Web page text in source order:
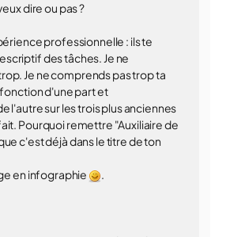
dire ou pas ?
professionnelle : ils te
des tâches. Je ne
Je ne comprends pas trop ta
d'une part et
l'autre sur les trois plus anciennes
Pourquoi remettre "Auxiliaire de
c'est déjà dans le titre de ton
en infographie
.